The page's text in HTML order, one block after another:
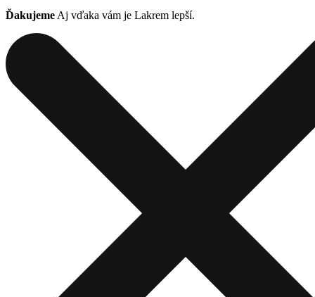
Ďakujeme Aj vďaka vám je Lakrem lepší.